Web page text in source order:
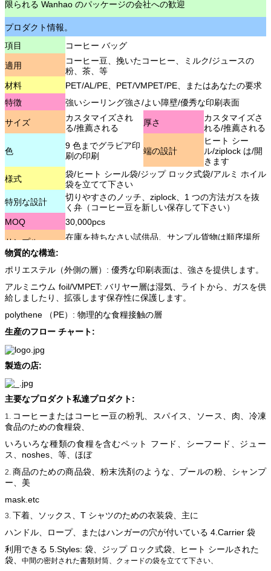
限られる Wanhao のパッケージの会社への歓迎
プロダクト情報。
項目
コーヒー バッグ
適用
コーヒー豆、挽いたコーヒー、ミルク/ジュースの
粉、茶、等
材料
PET/AL/PE、PET/VMPET/PE、またはあなたの要求
特徴
強いシーリング強さ/よい障壁/優秀な印刷表面
サイズ
カスタマイズされ
る/推薦される
厚さ
カスタマイズさ
れる/推薦される
色
9 色までグラビア印
刷の印刷
端の設計
ヒート シー
ル/ziplock は/開
きます
様式
袋/ヒート シール袋/ジップ ロック式袋/アルミ ホイル
袋を立てて下さい
特別な設計
切りやすさのノッチ、ziplock、1 つの方法ガスを抜
く弁（コーヒー豆を新しい保存して下さい）
MOQ
30,000pcs
サンプル
在庫を持ちなさい試供品、サンプル貨物は順序場所
物質的な構造:
ポリエステル（外側の層）: 優秀な印刷表面は、強さを提供します。
アルミニウム foil/VMPET: バリヤー層は湿気、ライトから、ガスを供
給しましたり、拡張します保存性に保護します。
polythene （PE）: 物理的な食糧接触の層
生産のフロー チャート:
製造の店:
主要なプロダクト私達プロダクト:
1.
コーヒーまたはコーヒー豆の粉乳、スパイス、ソース、肉、冷凍
食品のための食糧袋、
いろいろな種類の食糧を含むペット フード、シーフード、ジュー
ス、noshes、等、ほぼ
2.商品のための商品袋、粉末洗剤のような、プールの粉、シャンプ
ー、美
mask.etc
3. 下着、ソックス、T シャツのための衣装袋、主に
ハンドル、ロープ、またはハンガーの穴が付いている 4.Carrier 袋
利用できる 5.Styles: 袋、ジップ ロック式袋、ヒート シールされた
袋、 中間の密封された書類封筒、クォードの袋を立てて下さい、